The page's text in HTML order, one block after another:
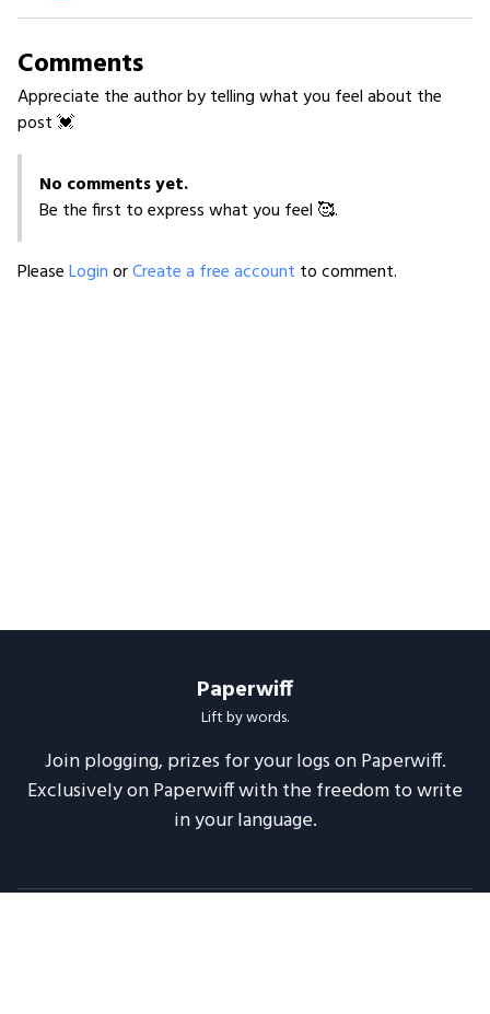
Comments
Appreciate the author by telling what you feel about the
post 💓
No comments yet.
Be the first to express what you feel 🥰.
PleaseLoginorCreate a free account to comment.
Paperwiff
Lift by words.
Join plogging, prizes for your logs on Paperwiff.
Exclusively on Paperwiff with the freedom to write
in your language.